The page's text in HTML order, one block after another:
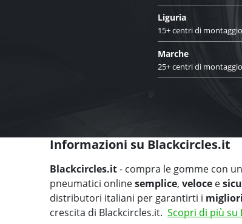
Liguria
15+ centri di montaggio
Marche
25+ centri di montaggio
Informazioni su Blackcircles.it
Blackcircles.it- compra le gomme con
pneumatici onlinesemplice, veloce e
distributori italiani per garantirti i
crescita di Blackcircles.it. Scopri di più su